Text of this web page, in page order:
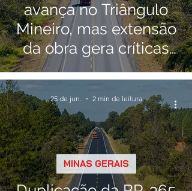
avança no Triângulo
Mineiro, mas extensão
da obra gera críticas
entre motoristas
MINAS GERAIS
25 de jun. 2 min de leitura